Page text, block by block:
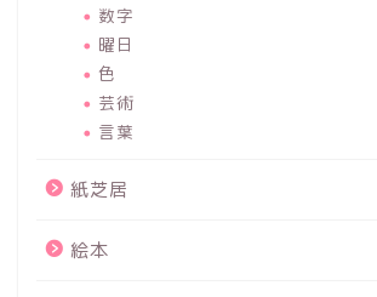
数字
曜日
色
芸術
言葉
紙芝居
絵本